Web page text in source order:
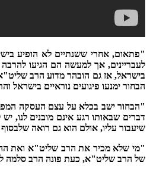
"פתאום, אחרי ששנתיים לא הופיע
בישראל, אז גם הובהר מדוע הרב
הבחור ימנעו פיגועים נוראיים בישראל
"הבחור ישב בכלא על עצם העסקה
דברים שבאותו רגע אינם מובנים לנו,
שיעבור עליו, אולם הוא גם רואה
"מי שלא מכיר את הרב שליט"א ואת
של הרב שליט"א, כעת פונה הרב סלמה